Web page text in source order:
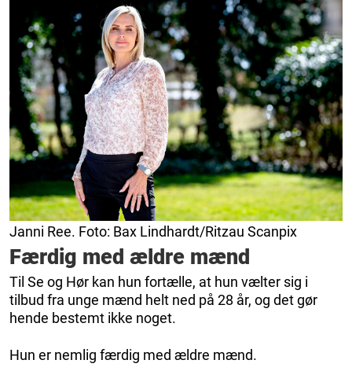
Janni Ree. Foto: Bax Lindhardt/Ritzau Scanpix
Færdig med ældre mænd
Til Se og Hør kan hun fortælle, at hun vælter sig i
tilbud fra unge mænd helt ned på 28 år, og det gør
hende bestemt ikke noget.
Hun er nemlig færdig med ældre mænd.